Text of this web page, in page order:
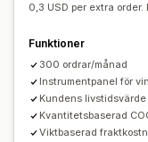
Analyspanel
Rapporter från flera
Dataexport
Daglig
Transaktioner Kunder
Import av historikdata
0,3 USD per extra
Funktioner
300 ordrar/månad
Instrumentpanel för
Kundens livstidsvärde
Kvantitetsbaserad
Viktbaserad